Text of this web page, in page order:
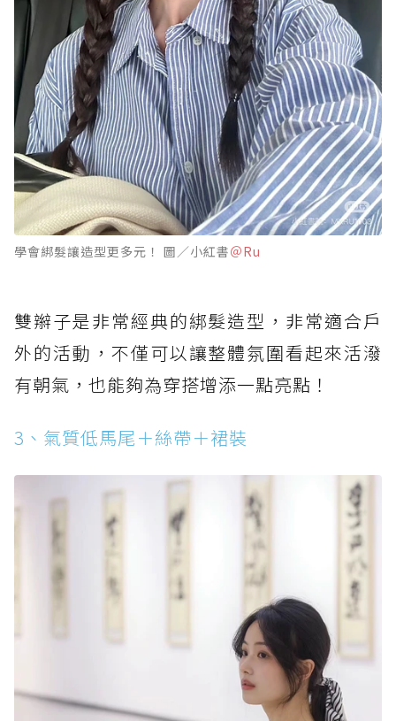
學會綁髮讓造型更多元！ 圖／小紅書＠Ru
雙辮子是非常經典的綁髮造型，非常適合戶
外的活動，不僅可以讓整體氛圍看起來活潑
有朝氣，也能夠為穿搭增添一點亮點！
3、氣質低馬尾＋絲帶＋裙裝